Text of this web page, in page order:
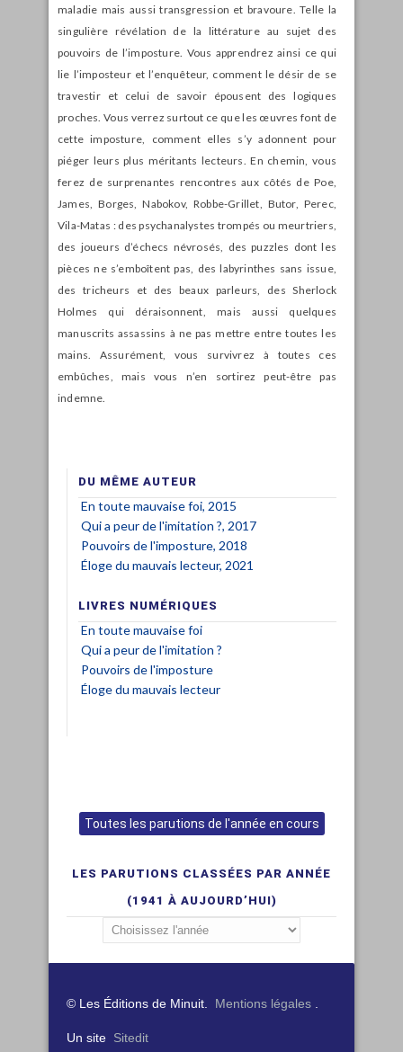
maladie mais aussi transgression et bravoure. Telle la
singulière révélation de la littérature au sujet des
pouvoirs de l’imposture. Vous apprendrez ainsi ce qui
lie l’imposteur et l’enquêteur, comment le désir de se
travestir et celui de savoir épousent des logiques
proches. Vous verrez surtout ce que les œuvres font de
cette imposture, comment elles s’y adonnent pour
piéger leurs plus méritants lecteurs. En chemin, vous
ferez de surprenantes rencontres aux côtés de Poe,
James, Borges, Nabokov, Robbe-Grillet, Butor, Perec,
Vila-Matas : des psychanalystes trompés ou meurtriers,
des joueurs d’échecs névrosés, des puzzles dont les
pièces ne s’emboîtent pas, des labyrinthes sans issue,
des tricheurs et des beaux parleurs, des Sherlock
Holmes qui déraisonnent, mais aussi quelques
manuscrits assassins à ne pas mettre entre toutes les
mains. Assurément, vous survivrez à toutes ces
embûches, mais vous n’en sortirez peut-être pas
indemne.
DU MÊME AUTEUR
En toute mauvaise foi, 2015
Qui a peur de l'imitation ?, 2017
Pouvoirs de l'imposture, 2018
Éloge du mauvais lecteur, 2021
LIVRES NUMÉRIQUES
En toute mauvaise foi
Qui a peur de l'imitation ?
Pouvoirs de l'imposture
Éloge du mauvais lecteur
Toutes les parutions de l'année en cours
LES PARUTIONS CLASSÉES PAR ANNÉE
(1941 À AUJOURD’HUI)
© Les Éditions de Minuit. Mentions légales
Un site Sitedit